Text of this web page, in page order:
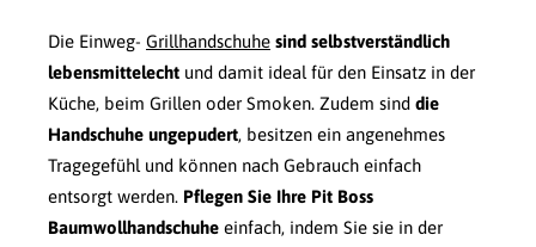
Die Einweg- Grillhandschuhe sind selbstverständlich
lebensmittelecht und damit ideal für den Einsatz in der
Küche, beim Grillen oder Smoken. Zudem sind die
Handschuhe ungepudert, besitzen ein angenehmes
Tragegefühl und können nach Gebrauch einfach
entsorgt werden. Pflegen Sie Ihre Pit Boss
Baumwollhandschuhe einfach, indem Sie sie in der